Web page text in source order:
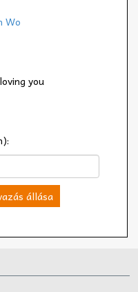
Wo
you
állása